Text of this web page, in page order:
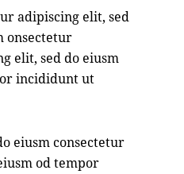
adipiscing elit, sed
onsectetur
elit, sed do eiusm
incididunt ut
eiusm consectetur
od tempor